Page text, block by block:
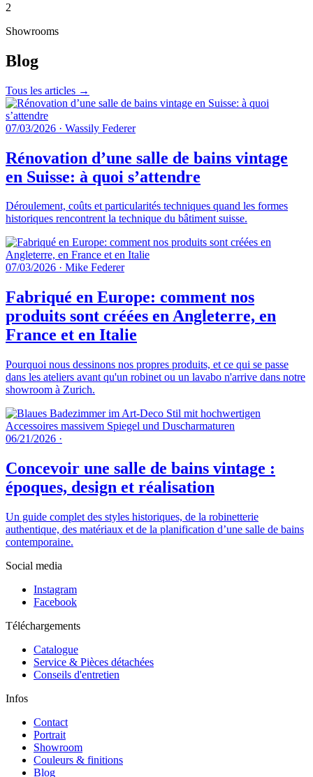
2
Showrooms
Blog
Tous les articles →
07/03/2026 · Wassily Federer
Rénovation d’une salle de bains vintage
en Suisse: à quoi s’attendre
Déroulement, coûts et particularités techniques quand les formes
historiques rencontrent la technique du bâtiment suisse.
07/03/2026 · Mike Federer
Fabriqué en Europe: comment nos
produits sont créées en Angleterre, en
France et en Italie
Pourquoi nous dessinons nos propres produits, et ce qui se passe
dans les ateliers avant qu'un robinet ou un lavabo n'arrive dans notre
showroom à Zurich.
06/21/2026 ·
Concevoir une salle de bains vintage :
époques, design et réalisation
Un guide complet des styles historiques, de la robinetterie
authentique, des matériaux et de la planification d’une salle de bains
contemporaine.
Social media
Instagram
Facebook
Téléchargements
Catalogue
Service & Pièces détachées
Conseils d'entretien
Infos
Contact
Portrait
Showroom
Couleurs & finitions
Blog